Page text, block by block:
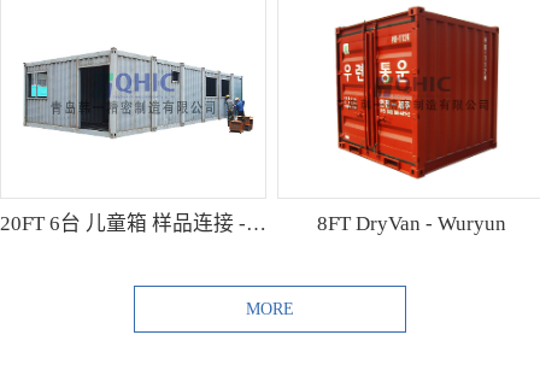
20FT 6台 儿童箱 样品连接 - Shibutani 8FT DryVan - Wuryun
MORE